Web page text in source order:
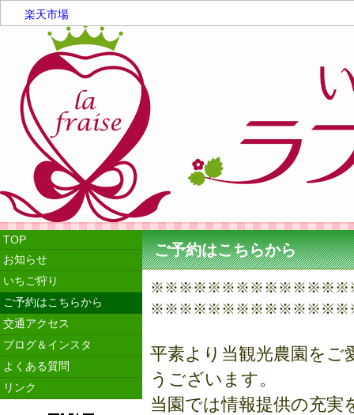
楽天市場
ご予約はこちらから
平素より当観光農園を
うございます。
当園では情報提供の充
TOP
お知らせ
いちご狩り
ご予約はこちらから
交通アクセス
ブログ＆インスタ
よくある質問
リンク